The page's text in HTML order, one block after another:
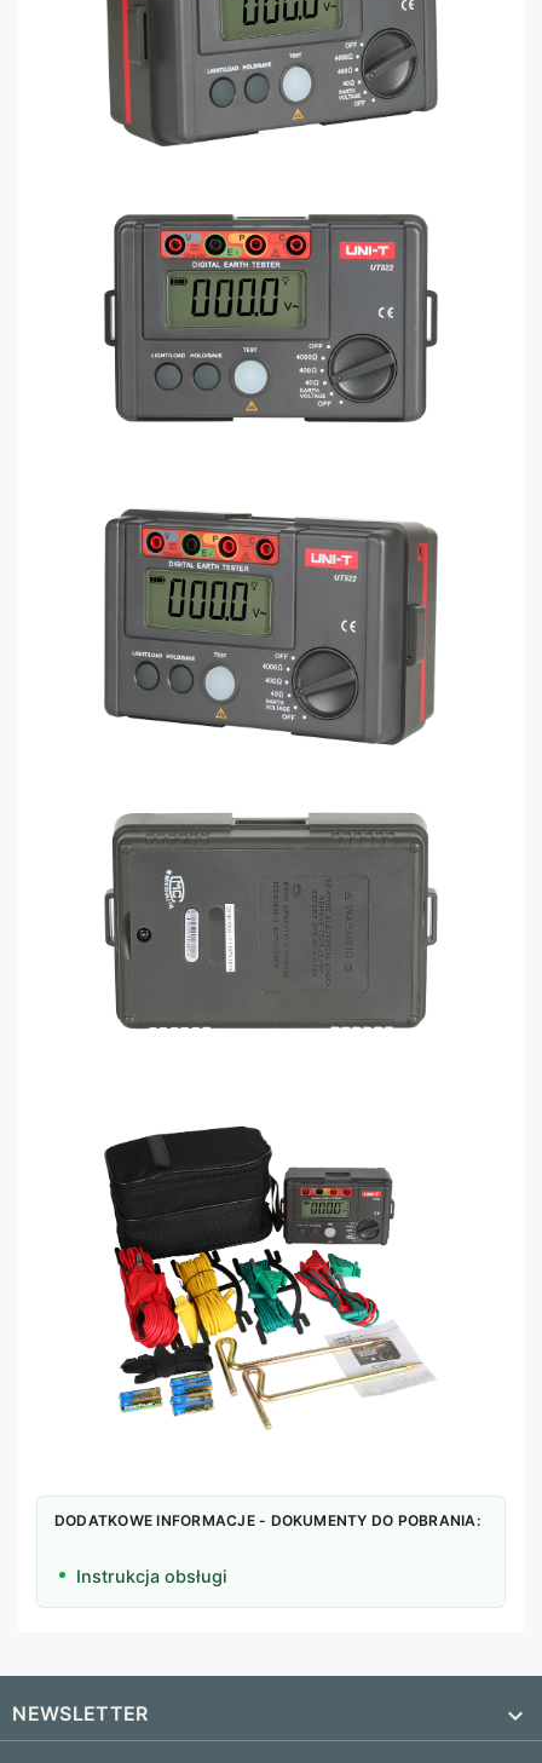
DODATKOWE INFORMACJE - DOKUMENTY DO POBRANIA:
Instrukcja obsługi
NEWSLETTER 